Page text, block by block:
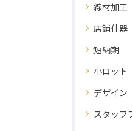
線材加工
店舗什器
短納期
小ロット
デザイン
スタッフ